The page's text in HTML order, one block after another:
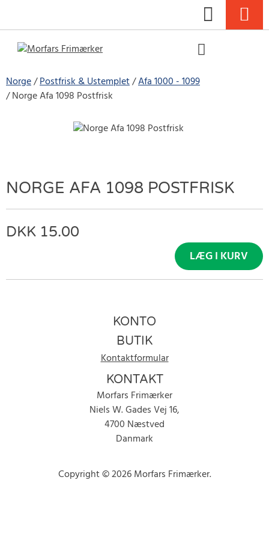
Norge Postfrisk & Ustemplet Afa 1000 - 1099
Norge Afa 1098 Postfrisk
NORGE AFA 1098 POSTFRISK
15.00
LÆG I KURV
KONTO
BUTIK
Kontaktformular
KONTAKT
Morfars Frimærker
Niels W. Gades Vej 16,
4700 Næstved
Danmark
Copyright © 2026 Morfars Frimærker.